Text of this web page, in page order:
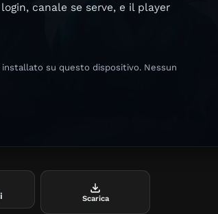
canale se serve, e il player
installato su questo dispositivo. Nessun
Scarica